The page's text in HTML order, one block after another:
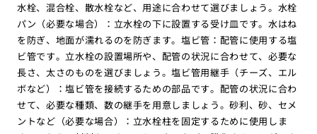
水栓、混合栓、散水栓など、用途に合わせて選びましょう。水栓
パン（必要な場合）：立水栓の下に設置する受け皿です。水はね
を防ぎ、地面が濡れるのを防ぎます。塩ビ管：配管に使用する塩
ビ管です。立水栓の設置場所や、配管の状況に合わせて、必要な
長さ、太さのものを選びましょう。塩ビ管用継手（チーズ、エル
ボなど）：塩ビ管を接続するための部品です。配管の状況に合わ
せて、必要な種類、数の継手を用意しましょう。砂利、砂、セメ
ントなど（必要な場合）：立水栓柱を固定するために使用しま